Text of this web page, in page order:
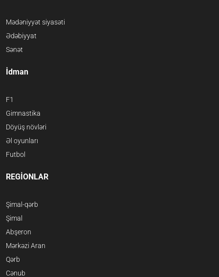
Mədəniyyət siyasəti
Ədəbiyyat
Sənət
İdman
F1
Gimnastika
Döyüş növləri
Əl oyunları
Futbol
REGİONLAR
Şimal-qərb
Şimal
Abşeron
Mərkəzi Aran
Qərb
Cənub